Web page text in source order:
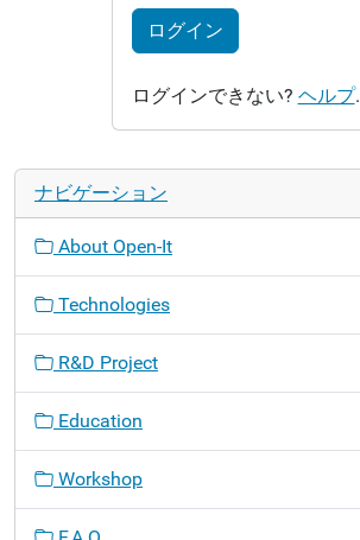
ログイン
ログインできない? ヘルプ.
ナビゲーション
About Open-It
Technologies
R&D Project
Education
Workshop